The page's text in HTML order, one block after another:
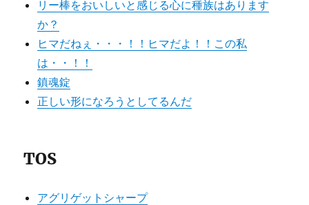
リー棒をおいしいと感じる心に種族はあります
か？
ヒマだねぇ・・・！！ヒマだよ！！この私
は・・！！
鎮魂錠
正しい形になろうとしてるんだ
TOS
アグリゲットシャープ